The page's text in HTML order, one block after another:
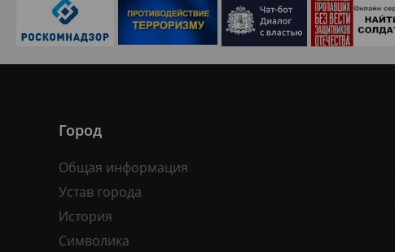
Город
Общая информация
Устав города
История
Символика